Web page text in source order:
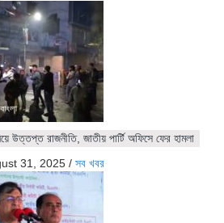
উত্তপ্ত রাজনীতি, জাতীয় পার্টি অফিসে ফের হামলা
31, 2025 / সব খবর